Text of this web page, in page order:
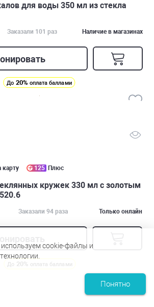
для воды 350 мл из стекла
Заказали 101 раз Наличие в магазинах
До 20% оплата баллами
карту 125 Плюс
кружек 330 мл с золотым
Заказали 94 раза Только онлайн
До 20% оплата баллами
cookie-файлы и
Понятно